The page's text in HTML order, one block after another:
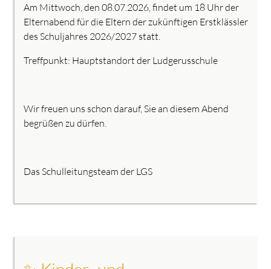
Am Mittwoch, den 08.07.2026, findet um 18 Uhr der
Elternabend für die Eltern der zukünftigen Erstklässler
des Schuljahres 2026/2027 statt.
Treffpunkt: Hauptstandort der Ludgerusschule
Wir freuen uns schon darauf, Sie an diesem Abend
begrüßen zu dürfen.
Das Schulleitungsteam der LGS